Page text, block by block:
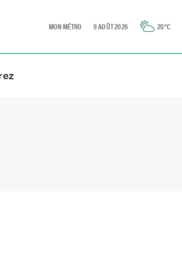
MON MÉTRO 9 AOÛT 2026 20°C